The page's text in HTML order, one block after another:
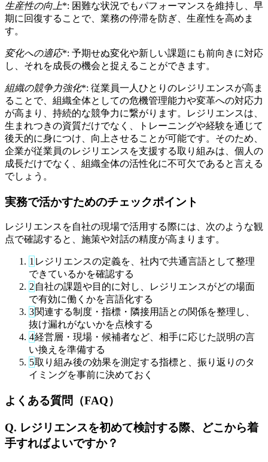
生産性の向上*: 困難な状況でもパフォーマンスを維持し、早
期に回復することで、業務の停滞を防ぎ、生産性を高めま
す。
変化への適応*: 予期せぬ変化や新しい課題にも前向きに対応
し、それを成長の機会と捉えることができます。
組織の競争力強化*: 従業員一人ひとりのレジリエンスが高ま
ることで、組織全体としての危機管理能力や変革への対応力
が高まり、持続的な競争力に繋がります。レジリエンスは、
生まれつきの資質だけでなく、トレーニングや経験を通じて
後天的に身につけ、向上させることが可能です。そのため、
企業が従業員のレジリエンスを支援する取り組みは、個人の
成長だけでなく、組織全体の活性化に不可欠であると言える
でしょう。
実務で活かすためのチェックポイント
レジリエンスを自社の現場で活用する際には、次のような観
点で確認すると、施策や対話の精度が高まります。
1 レジリエンスの定義を、社内で共通言語として整理
できているかを確認する
2自社の課題や目的に対し、レジリエンスがどの場面
で有効に働くかを言語化する
3関連する制度・指標・隣接用語との関係を整理し、
抜け漏れがないかを点検する
4経営層・現場・候補者など、相手に応じた説明の言
い換えを準備する
5取り組み後の効果を測定する指標と、振り返りのタ
イミングを事前に決めておく
よくある質問（FAQ）
Q. レジリエンスを初めて検討する際、どこから着
手すればよいですか？